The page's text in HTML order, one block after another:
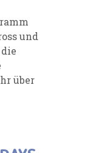
und
über